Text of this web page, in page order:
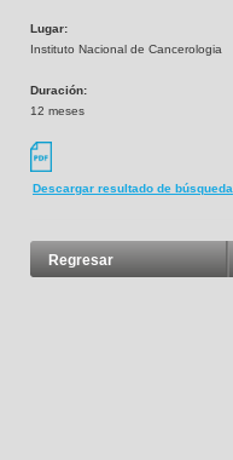
Lugar:
Instituto Nacional de Cancerologia
Duración:
12 meses
Descargar resultado de búsqueda
Regresar